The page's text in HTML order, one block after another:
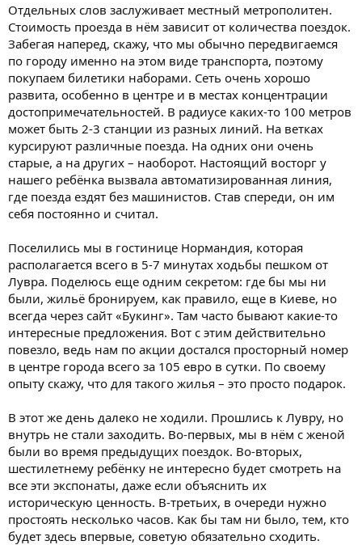
Отдельных слов заслуживает местный метрополитен.
Стоимость проезда в нём зависит от количества поездок.
Забегая наперед, скажу, что мы обычно передвигаемся
по городу именно на этом виде транспорта, поэтому
покупаем билетики наборами. Сеть очень хорошо
развита, особенно в центре и в местах концентрации
достопримечательностей. В радиусе каких-то 100 метров
может быть 2-3 станции из разных линий. На ветках
курсируют различные поезда. На одних они очень
старые, а на других – наоборот. Настоящий восторг у
нашего ребёнка вызвала автоматизированная линия,
где поезда ездят без машинистов. Став спереди, он им
себя постоянно и считал.
Поселились мы в гостинице Нормандия, которая
располагается всего в 5-7 минутах ходьбы пешком от
Лувра. Поделюсь еще одним секретом: где бы мы ни
были, жильё бронируем, как правило, еще в Киеве, но
всегда через сайт «Букинг». Там часто бывают какие-то
интересные предложения. Вот с этим действительно
повезло, ведь нам по акции достался просторный номер
в центре города всего за 105 евро в сутки. По своему
опыту скажу, что для такого жилья – это просто подарок.
В этот же день далеко не ходили. Прошлись к Лувру, но
внутрь не стали заходить. Во-первых, мы в нём с женой
были во время предыдущих поездок. Во-вторых,
шестилетнему ребёнку не интересно будет смотреть на
все эти экспонаты, даже если объяснить их
историческую ценность. В-третьих, в очереди нужно
простоять несколько часов. Как бы там ни было, тем, кто
будет здесь впервые, советую обязательно сходить.